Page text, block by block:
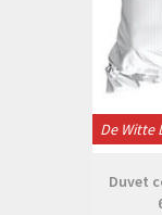
De Witte
Duvet